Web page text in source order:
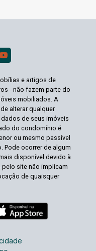
e artigos de
- não fazem parte do
mobiliados. A
alterar qualquer
de seus imóveis
do condomínio é
ou mesmo passível
Pode ocorrer de algum
disponível devido à
site não implicam
de quaisquer